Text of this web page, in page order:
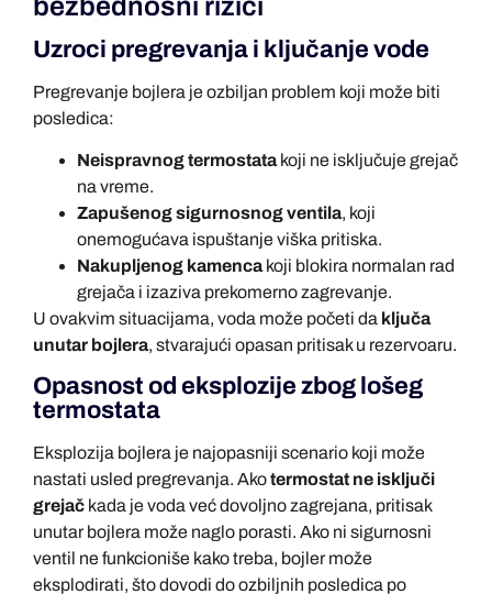
Uzroci pregrevanja i ključanje vode
Pregrevanje bojlera je ozbiljan problem koji može biti
posledica:
Neispravnog termostatakoji ne isključuje grejač
na vreme.
Zapušenog sigurnosnog ventila, koji
onemogućava ispuštanje viška pritiska.
Nakupljenog kamencakoji blokira normalan rad
grejača i izaziva prekomerno zagrevanje.
U ovakvim situacijama, voda može početi da ključa
unutar bojlera, stvarajući opasan pritisak u rezervoaru.
Opasnost od eksplozije zbog lošeg
termostata
Eksplozija bojlera je najopasniji scenario koji može
nastati usled pregrevanja. Akotermostat ne isključi
grejač kada je voda već dovoljno zagrejana, pritisak
unutar bojlera može naglo porasti. Ako ni sigurnosni
ventil ne funkcioniše kako treba, bojler može
eksplodirati, što dovodi do ozbiljnih posledica po